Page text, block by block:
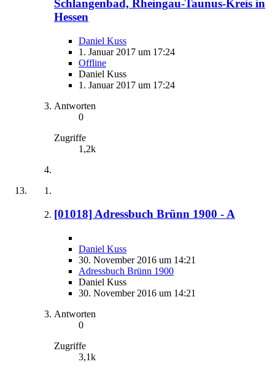
Schlangenbad, Rheingau-Taunus-Kreis in
Hessen
Daniel Kuss
1. Januar 2017 um 17:24
Offline
Daniel Kuss
1. Januar 2017 um 17:24
Antworten
0
Zugriffe
1,2k
[01018] Adressbuch Brünn 1900 - A
Daniel Kuss
30. November 2016 um 14:21
Adressbuch Brünn 1900
Daniel Kuss
30. November 2016 um 14:21
Antworten
0
Zugriffe
3,1k